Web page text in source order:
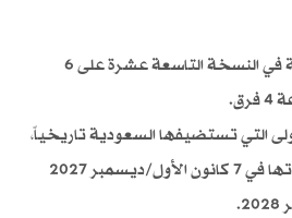
وتوزعت المنتخبات المشاركة في النسخة التاسعة عشرة على 6
التي تستضيفها السعودية تاريخياً،
ومن المقرر أن تنطلق منافساتها في 7 كانون الأول/ديسمبر 2027